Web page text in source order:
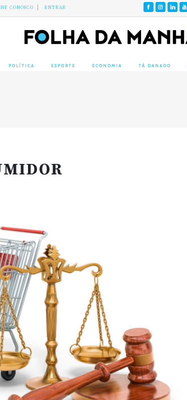
CONOSCO ENTRAR
POLÍTICA ESPORTE ECONOMIA TÁ DANADO